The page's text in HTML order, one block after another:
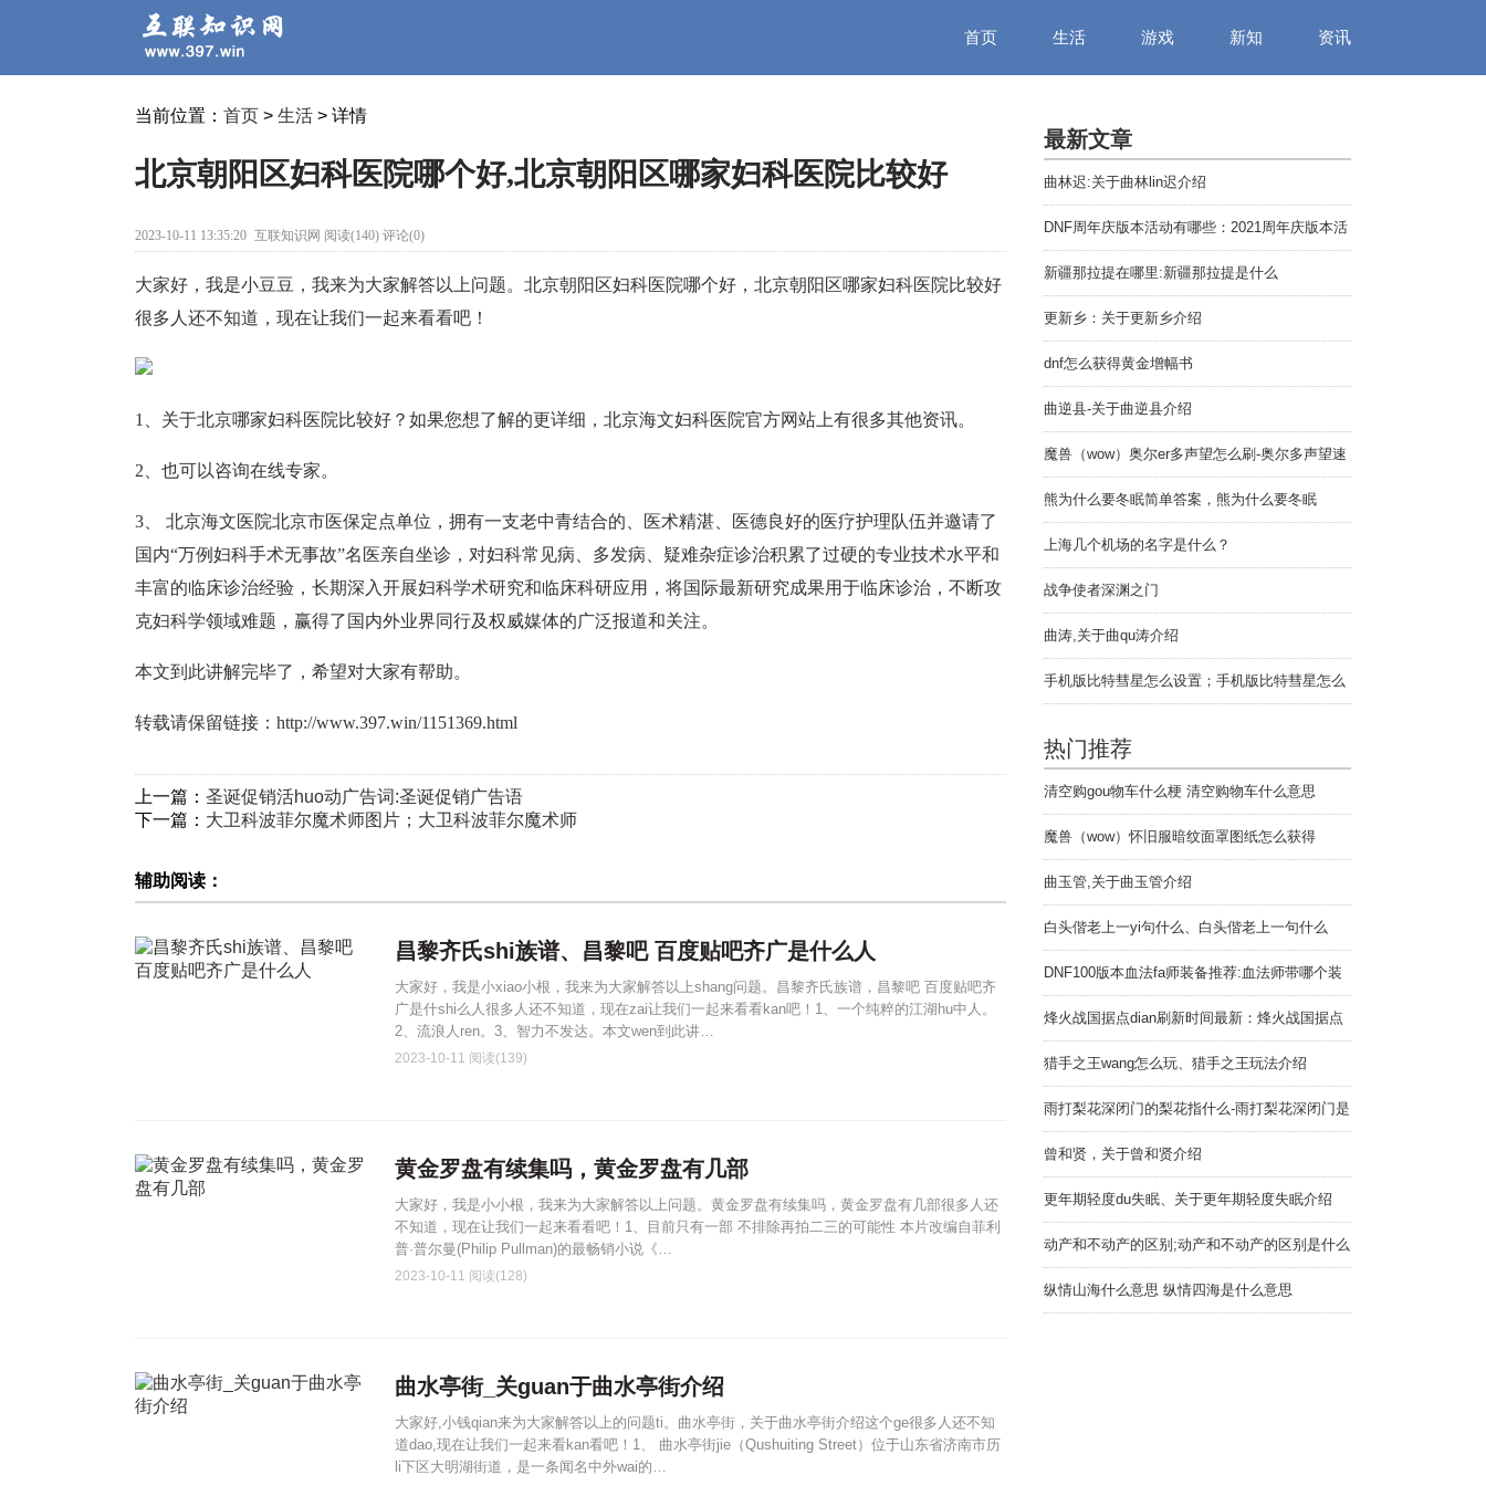
首页 生活 游戏 新知 资讯
当前位置： 首页 > 生活 > 详情
北京朝阳区妇科医院哪个好,北京朝阳区哪家妇科医院比较好
2023-10-11 13:35:20 互联知识网 阅读(140) 评论(0)
大家好，我是小豆豆，我来为大家解答以上问题。北京朝阳区妇科医院哪个好，北京朝阳区哪家妇科医院比较好
很多人还不知道，现在让我们一起来看看吧！
1、关于北京哪家妇科医院比较好？如果您想了解的更详细，北京海文妇科医院官方网站上有很多其他资讯。
2、也可以咨询在线专家。
3、 北京海文医院北京市医保定点单位，拥有一支老中青结合的、医术精湛、医德良好的医疗护理队伍并邀请了
国内“万例妇科手术无事故”名医亲自坐诊，对妇科常见病、多发病、疑难杂症诊治积累了过硬的专业技术水平和
丰富的临床诊治经验，长期深入开展妇科学术研究和临床科研应用，将国际最新研究成果用于临床诊治，不断攻
克妇科学领域难题，赢得了国内外业界同行及权威媒体的广泛报道和关注。
本文到此讲解完毕了，希望对大家有帮助。
转载请保留链接： http://www.397.win/1151369.html
上一篇： 圣诞促销活huo动广告词:圣诞促销广告语
下一篇： 大卫科波菲尔魔术师图片；大卫科波菲尔魔术师
辅助阅读：
昌黎齐氏shi族谱、昌黎吧 百度贴吧齐广是什么人
大家好，我是小xiao小根，我来为大家解答以上shang问题。昌黎齐氏族谱，昌黎吧 百度贴吧齐
广是什shi么人很多人还不知道，现在zai让我们一起来看看kan吧！1、一个纯粹的江湖hu中人。
2、流浪人ren。3、智力不发达。本文wen到此讲…
2023-10-11 阅读(139)
黄金罗盘有续集吗，黄金罗盘有几部
大家好，我是小小根，我来为大家解答以上问题。黄金罗盘有续集吗，黄金罗盘有几部很多人还
不知道，现在让我们一起来看看吧！1、目前只有一部 不排除再拍二三的可能性 本片改编自菲利
普·普尔曼(Philip Pullman)的最畅销小说《…
2023-10-11 阅读(128)
曲水亭街_关guan于曲水亭街介绍
大家好,小钱qian来为大家解答以上的问题ti。曲水亭街，关于曲水亭街介绍这个ge很多人还不知
道dao,现在让我们一起来看kan看吧！1、 曲水亭街jie（Qushuiting Street）位于山东省济南市历
li下区大明湖街道，是一条闻名中外wai的…
最新文章
曲林迟:关于曲林lin迟介绍
DNF周年庆版本活动有哪些：2021周年庆版本活
新疆那拉提在哪里:新疆那拉提是什么
更新乡：关于更新乡介绍
dnf怎么获得黄金增幅书
曲逆县-关于曲逆县介绍
魔兽（wow）奥尔er多声望怎么刷-奥尔多声望速
熊为什么要冬眠简单答案，熊为什么要冬眠
上海几个机场的名字是什么？
战争使者深渊之门
曲涛,关于曲qu涛介绍
手机版比特彗星怎么设置；手机版比特彗星怎么
热门推荐
清空购gou物车什么梗 清空购物车什么意思
魔兽（wow）怀旧服暗纹面罩图纸怎么获得
曲玉管,关于曲玉管介绍
白头偕老上一yi句什么、白头偕老上一句什么
DNF100版本血法fa师装备推荐:血法师带哪个装
烽火战国据点dian刷新时间最新：烽火战国据点
猎手之王wang怎么玩、猎手之王玩法介绍
雨打梨花深闭门的梨花指什么-雨打梨花深闭门是
曾和贤，关于曾和贤介绍
更年期轻度du失眠、关于更年期轻度失眠介绍
动产和不动产的区别;动产和不动产的区别是什么
纵情山海什么意思 纵情四海是什么意思